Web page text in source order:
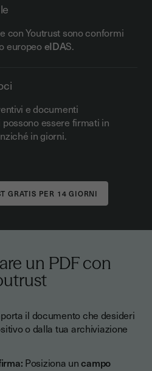
con Youtrust sono conformi
europeo eIDAS.
e documenti
essere firmati in
in giorni.
un PDF con
il documento che desideri
o dalla tua archiviazione
Posiziona uncampo